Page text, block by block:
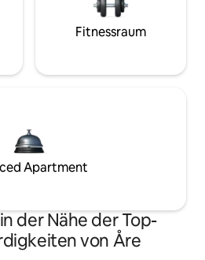
Fitnessraum
Apartment
der Nähe der Top-
von Åre